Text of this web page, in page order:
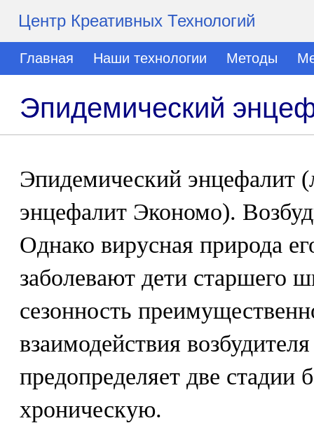
Центр Креативных Технологий
Главная Наши технологии Методы
Эпидемический
Эпидемический энцефалит
энцефалит Экономо).
Однако вирусная природа
заболевают дети старшего
сезонность
взаимодействия
предопределяет две стадии
хроническую.